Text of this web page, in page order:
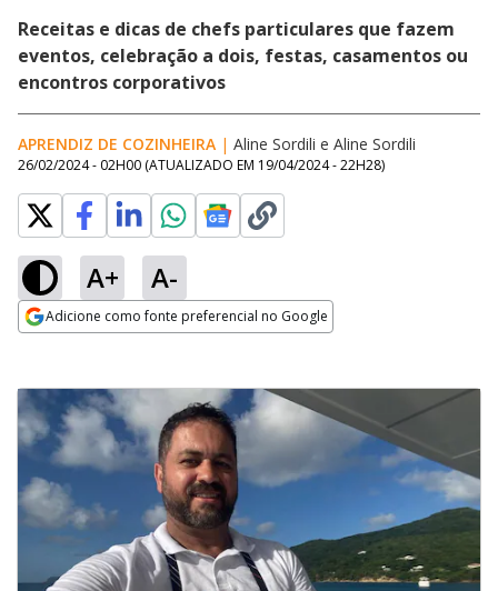
Receitas e dicas de chefs particulares que fazem
eventos, celebração a dois, festas, casamentos ou
encontros corporativos
APRENDIZ DE COZINHEIRA | Aline Sordili e Aline Sordili
26/02/2024 - 02H00 (ATUALIZADO EM 19/04/2024 - 22H28)
A+ A-
Adicione como fonte preferencial no Google